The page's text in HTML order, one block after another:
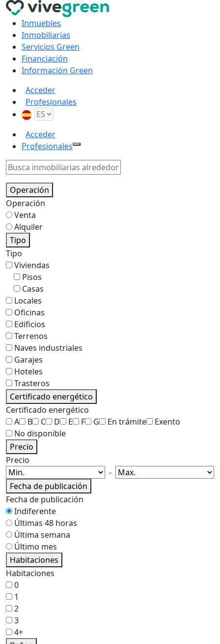
Inmuebles
Inmobiliarias
Servicios Green
Financiación
Información Green
Acceder
Profesionales
Acceder
Profesionales
Operación
Operación
Venta
Alquiler
Tipo
Tipo
Viviendas
Pisos
Casas
Locales
Oficinas
Edificios
Terrenos
Naves industriales
Garajes
Hoteles
Trasteros
Certificado energético
Certificado energético
A
B C D E F G En trámite
Exento
No disponible
Precio
Precio
-
Fecha de publicación
Fecha de publicación
Indiferente
Últimas 48 horas
Última semana
Último mes
Habitaciones
Habitaciones
0
1
2
3
4+